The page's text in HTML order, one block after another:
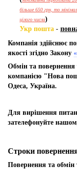
більше 650 грн, то
цілого числа)
Укр пошта -
Компанія здійснює
якості згідно Закону
Обмін та повернення
компанією "Нова
Одеса, Україна.
Для вирішення
зателефонуйте
Строки
Повернення та